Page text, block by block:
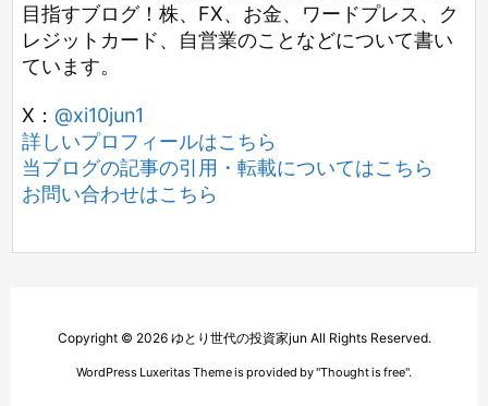
目指すブログ！株、FX、お金、ワードプレス、ク
レジットカード、自営業のことなどについて書い
ています。
X： @xi10jun1
詳しいプロフィールはこちら
当ブログの記事の引用・転載についてはこちら
お問い合わせはこちら
Copyright © 2026 ゆとり世代の投資家jun All Rights Reserved.
WordPress Luxeritas Theme is provided by "Thought is free".